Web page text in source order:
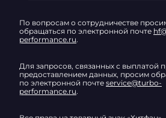
По вопросам о сотрудничестве
обращаться по электронной почте
performance.ru.
Для запросов, связанных с выплатой
предоставлением данных, просим
по электронной почте service@turbo-
performance.ru.